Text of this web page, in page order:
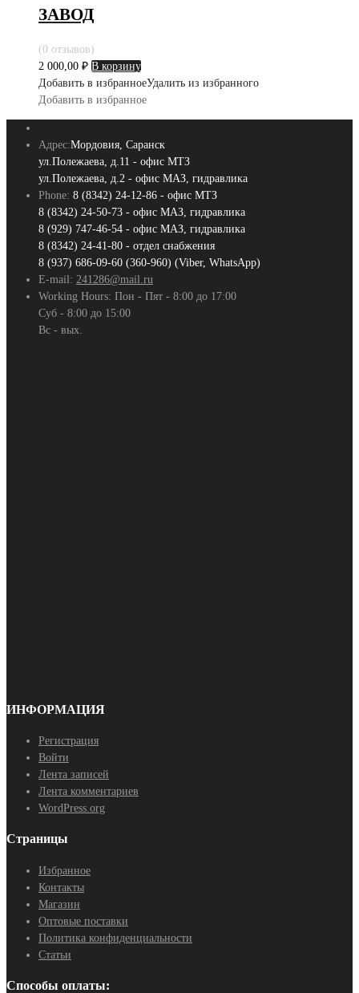
ЗАВОД
(0 отзывов)
2 000,00 ₽ В корзину
Добавить в избранноеУдалить из избранного
Добавить в избранное
Адрес:Мордовия, Саранск
ул.Полежаева, д.11 - офис МТЗ
ул.Полежаева, д.2 - офис МАЗ, гидравлика
Phone: 8 (8342) 24-12-86 - офис МТЗ
8 (8342) 24-50-73 - офис МАЗ, гидравлика
8 (929) 747-46-54 - офис МАЗ, гидравлика
8 (8342) 24-41-80 - отдел снабжения
8 (937) 686-09-60 (360-960) (Viber, WhatsApp)
E-mail: 241286@mail.ru
Working Hours: Пон - Пят - 8:00 до 17:00
Суб - 8:00 до 15:00
Вс - вых.
ИНФОРМАЦИЯ
Регистрация
Войти
Лента записей
Лента комментариев
WordPress.org
Страницы
Избранное
Контакты
Магазин
Оптовые поставки
Политика конфиденциальности
Статьи
Способы оплаты: